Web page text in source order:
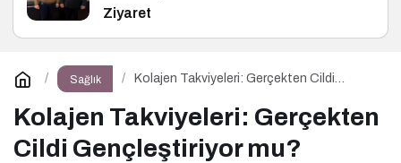
Ziyaret
Sağlık
Kolajen Takviyeleri: Gerçekten Cildi
Kolajen Takviyeleri: Gerçekten
Cildi Gençleştiriyor mu?